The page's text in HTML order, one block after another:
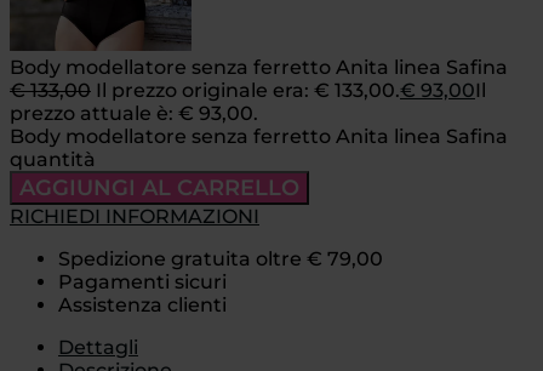
Body modellatore senza ferretto Anita linea Safina
€133,00 Il prezzo originale era: € 133,00.€ 93,00Il
prezzo attuale è: € 93,00.
Body modellatore senza ferretto Anita linea Safina
quantità
AGGIUNGI AL CARRELLO
RICHIEDI INFORMAZIONI
Spedizione gratuita oltre € 79,00
Pagamenti sicuri
Assistenza clienti
Dettagli